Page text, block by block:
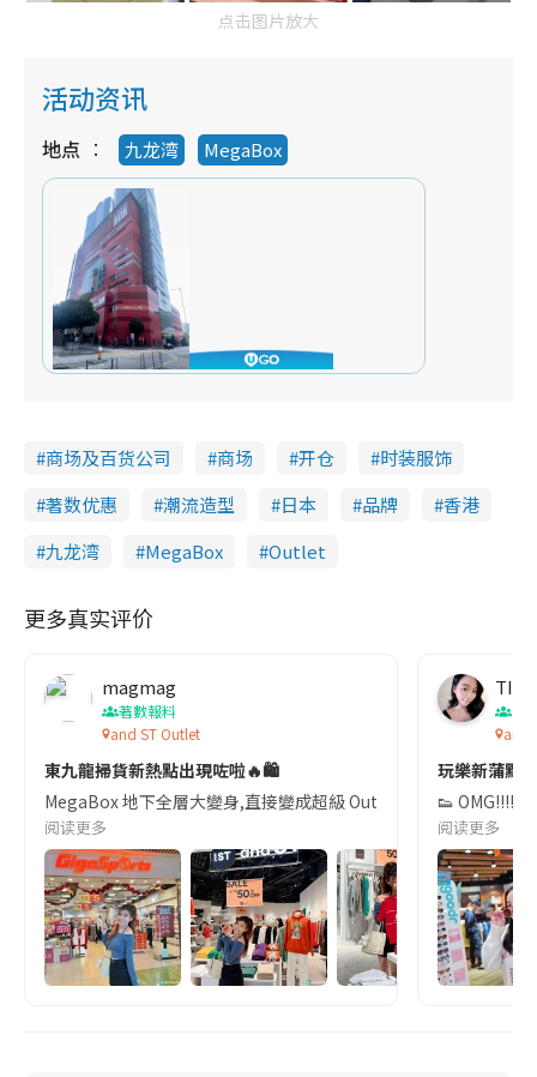
点击图片放大
活动资讯
地点 九龙湾 MegaBox
商场及百货公司 商场 开仓
时装服饰
著数优惠
潮流造型 日本 品牌
香港
九龙湾
MegaBox Outlet
更多真实评价
magmag
著數報料
and ST Outlet
東九龍掃貨新熱點出現咗啦🔥🛍️
MegaBox 地下全層大變身,直接變成超級 Outlet 集中地!過百個
阅读更多
and
玩樂新蒲點
👟 OMG!!!!
阅读更多